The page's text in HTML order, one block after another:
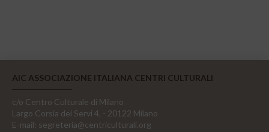
AIC ASSOCIAZIONE ITALIANA CENTRI CULTURALI
c/o Centro Culturale di Milano
Largo Corsia dei Servi 4, - 20122 Milano
E-mail: segreteria@centriculturali.org